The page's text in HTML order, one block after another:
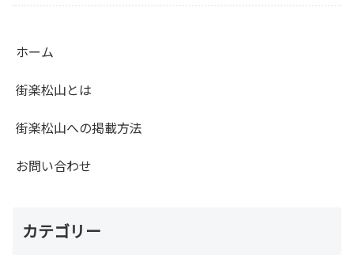
ホーム
街楽松山とは
街楽松山への掲載方法
お問い合わせ
カテゴリー